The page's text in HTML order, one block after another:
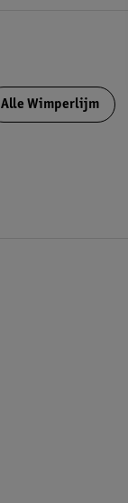
Alle Wimperlijm